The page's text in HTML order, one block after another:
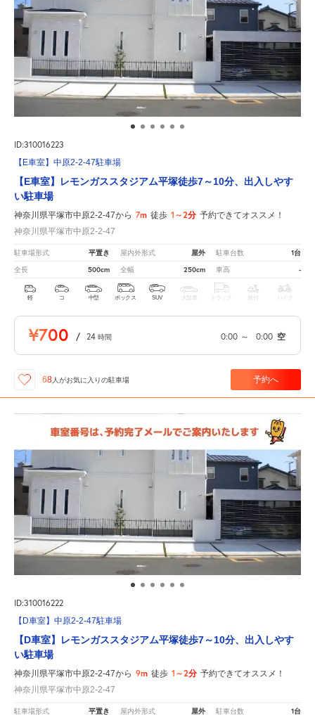
ID:310016223
【E車室】中原2-2-47駐車場
【E車室】レモンガススタジアム平塚徒歩7～10分、出入しやす
い駐車場
神奈川県平塚市中原2-2-47から 7m 徒歩 1～2分 予約できてオススメ！
神奈川県平塚市中原2-2-47
駐車場形式 平置き 屋内外形式 屋外 駐車台数 1台
全長 500cm 全幅 250cm 車高 -
軽 コ 中型 ボックス SUV 大型車 トラック 原付 バイク
¥700 / 24 時間 0:00 ～ 0:00 空
68 人がお気に入りの駐車場 予約へ
ID:310016222
【D車室】中原2-2-47駐車場
【D車室】レモンガススタジアム平塚徒歩7～10分、出入しやす
い駐車場
神奈川県平塚市中原2-2-47から 9m 徒歩 1～2分 予約できてオススメ！
神奈川県平塚市中原2-2-47
駐車場形式 平置き 屋内外形式 屋外 駐車台数 1台